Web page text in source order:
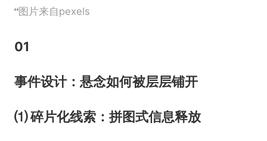
图片来自pexels
01
事件设计：悬念如何被层层铺开
⑴ 碎片化线索：拼图式信息释放